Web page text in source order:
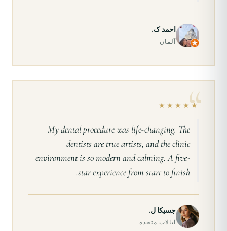
احمد ک.
آلمان
★★★★★
My dental procedure was life-changing. The
dentists are true artists, and the clinic
environment is so modern and calming. A five-
star experience from start to finish.
جسیکا ل.
ایالات متحده